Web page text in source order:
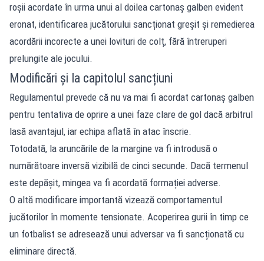
roșii acordate în urma unui al doilea cartonaș galben evident
eronat, identificarea jucătorului sancționat greșit și remedierea
acordării incorecte a unei lovituri de colț, fără întreruperi
prelungite ale jocului.
Modificări și la capitolul sancțiuni
Regulamentul prevede că nu va mai fi acordat cartonaș galben
pentru tentativa de oprire a unei faze clare de gol dacă arbitrul
lasă avantajul, iar echipa aflată în atac înscrie.
Totodată, la aruncările de la margine va fi introdusă o
numărătoare inversă vizibilă de cinci secunde. Dacă termenul
este depășit, mingea va fi acordată formației adverse.
O altă modificare importantă vizează comportamentul
jucătorilor în momente tensionate. Acoperirea gurii în timp ce
un fotbalist se adresează unui adversar va fi sancționată cu
eliminare directă.